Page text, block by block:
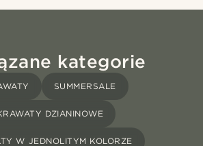
kategorie
SUMMERSALE
DZIANINOWE
W JEDNOLITYM KOLORZE